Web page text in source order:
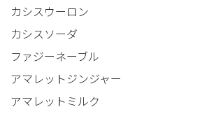
カシスウーロン
カシスソーダ
ファジーネーブル
アマレットジンジャー
アマレットミルク